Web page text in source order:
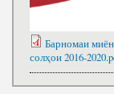
Барномаи
солҳои 2016-